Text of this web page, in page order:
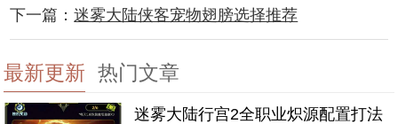
下一篇：迷雾大陆侠客宠物翅膀选择推荐
最新更新 热门文章
迷雾大陆行宫2全职业炽源配置打法